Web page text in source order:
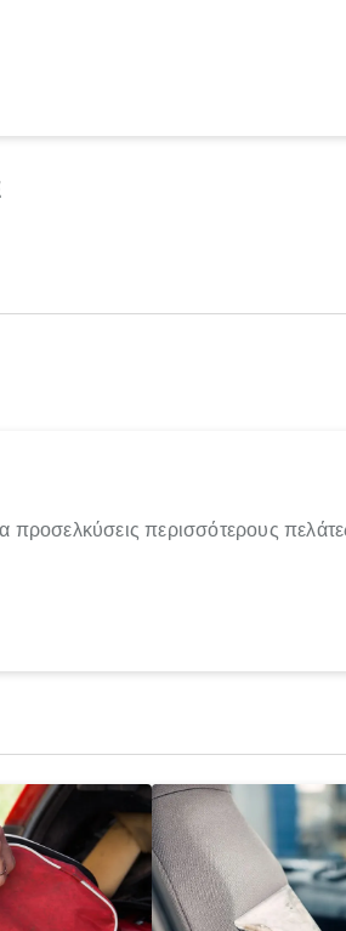
προσελκύσεις περισσότερους